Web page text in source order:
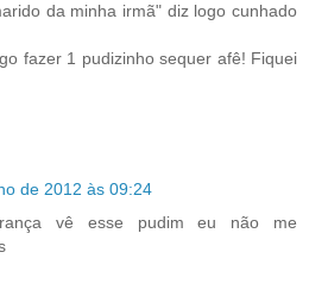
da minha irmã" diz logo cunhado
fazer 1 pudizinho sequer afê! Fiquei
de 2012 às 09:24
vê esse pudim eu não me